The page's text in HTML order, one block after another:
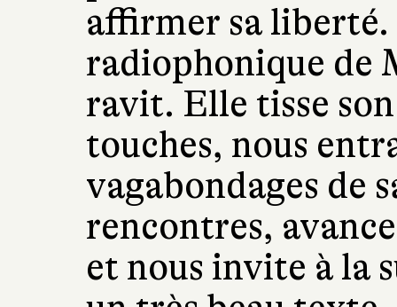
affirmer sa liberté.
radiophonique de
ravit. Elle tisse
touches, nous
vagabondages de
rencontres,
et nous invite à la